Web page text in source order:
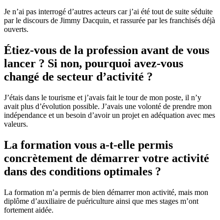
Je n’ai pas interrogé d’autres acteurs car j’ai été tout de suite séduite
par le discours de Jimmy Dacquin, et rassurée par les franchisés déjà
ouverts.
Étiez-vous de la profession avant de vous
lancer ? Si non, pourquoi avez-vous
changé de secteur d’activité ?
J’étais dans le tourisme et j’avais fait le tour de mon poste, il n’y
avait plus d’évolution possible. J’avais une volonté de prendre mon
indépendance et un besoin d’avoir un projet en adéquation avec mes
valeurs.
La formation vous a-t-elle permis
concrètement de démarrer votre activité
dans des conditions optimales ?
La formation m’a permis de bien démarrer mon activité, mais mon
diplôme d’auxiliaire de puériculture ainsi que mes stages m’ont
fortement aidée.